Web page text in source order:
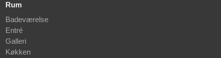
Rum
Badeværelse
Entré
Galleri
Køkken